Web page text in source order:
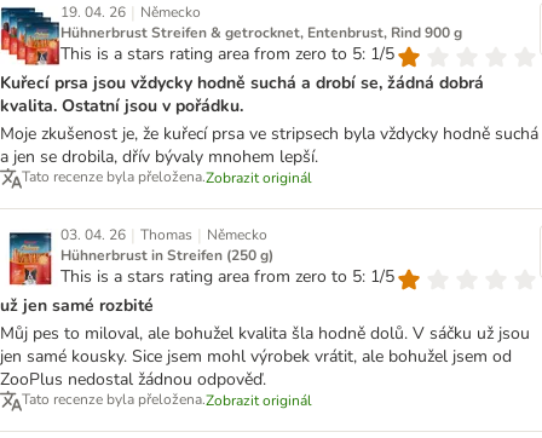
19. 04. 26 | Německo
Hühnerbrust Streifen & getrocknet, Entenbrust, Rind 900 g
This is a stars rating area from zero to 5: 1/5
Kuřecí prsa jsou vždycky hodně suchá a drobí se, žádná dobrá
kvalita. Ostatní jsou v pořádku.
Moje zkušenost je, že kuřecí prsa ve stripsech byla vždycky hodně suchá
a jen se drobila, dřív bývaly mnohem lepší.
Tato recenze byla přeložena.Zobrazit originál
03. 04. 26 | Thomas | Německo
Hühnerbrust in Streifen (250 g)
This is a stars rating area from zero to 5: 1/5
už jen samé rozbité
Můj pes to miloval, ale bohužel kvalita šla hodně dolů. V sáčku už jsou
jen samé kousky. Sice jsem mohl výrobek vrátit, ale bohužel jsem od
ZooPlus nedostal žádnou odpověď.
Tato recenze byla přeložena.Zobrazit originál